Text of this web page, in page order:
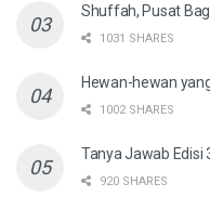
Shuffah, Pusat
1031 SHARES
Hewan-hewan
1002 SHARES
Tanya Jawab Edisi
920 SHARES